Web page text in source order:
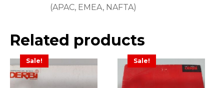
(APAC, EMEA, NAFTA)
Related products
Sale! Sale!